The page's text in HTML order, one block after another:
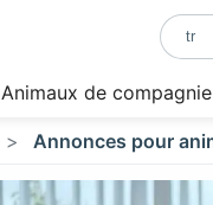
Animaux de compagnie
Annonces pour